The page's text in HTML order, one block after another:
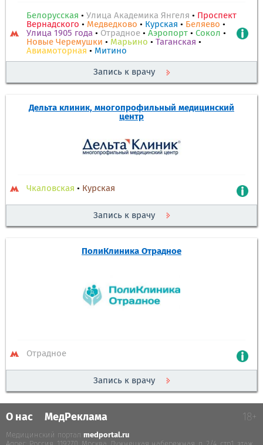
Белорусская • Улица Академика Янгеля • Проспект
Вернадского • Медведково • Курская • Беляево •
Улица 1905 года • Отрадное • Аэропорт • Сокол •
Новые Черемушки • Марьино • Таганская •
Авиамоторная • Митино
Запись к врачу
Дельта клиник, многопрофильный медицинский
центр
Чкаловская • Курская
Запись к врачу
ПолиКлиника Отрадное
Отрадное
Запись к врачу
О нас МедРеклама 18+
Медицинский портал medportal.ru